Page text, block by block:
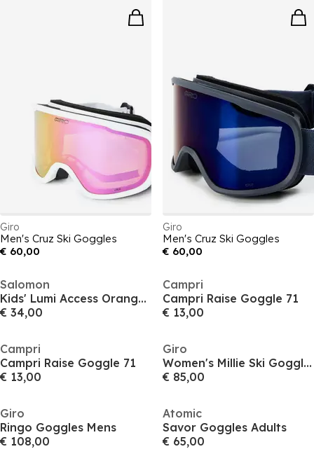
Giro
Men's Cruz Ski Goggles
€ 60,00
Giro
Men's Cruz Ski Goggles
€ 60,00
Salomon
Kids' Lumi Access Orange Ski Goggles
€ 34,00
Campri
Campri Raise Goggle 71
€ 13,00
Campri
Campri Raise Goggle 71
€ 13,00
Giro
Women's Millie Ski Goggles
€ 85,00
Giro
Ringo Goggles Mens
€ 108,00
Atomic
Savor Goggles Adults
€ 65,00